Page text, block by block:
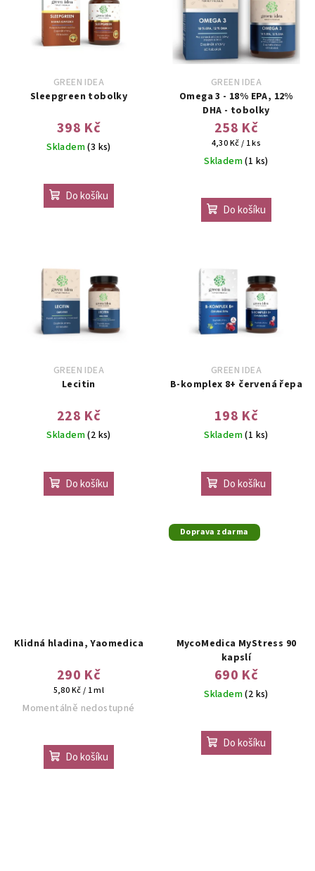
GREEN IDEA
Sleepgreen tobolky
398 Kč
Skladem(3 ks)
Do košíku
GREEN IDEA
Omega 3 - 18% EPA, 12%
DHA - tobolky
258 Kč
Měrná
cena:
4,30 Kč / 1 ks
Skladem(1 ks)
Do košíku
GREEN IDEA
Lecitin
228 Kč
Skladem(2 ks)
Do košíku
GREEN IDEA
B-komplex 8+ červená řepa
198 Kč
Skladem(1 ks)
Do košíku
Klidná hladina, Yaomedica
290 Kč
Měrná
cena:
5,80 Kč / 1 ml
Momentálně nedostupné
Do košíku
Doprava zdarma
MycoMedica MyStress 90
kapslí
690 Kč
Skladem(2 ks)
Do košíku